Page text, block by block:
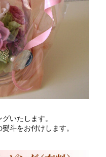
いたします。
斗をお付けします。